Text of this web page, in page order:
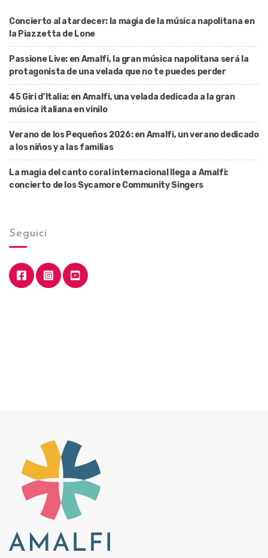
Concierto al atardecer: la magia de la música napolitana en
la Piazzetta de Lone
Passione Live: en Amalfi, la gran música napolitana será la
protagonista de una velada que no te puedes perder
45 Giri d’Italia: en Amalfi, una velada dedicada a la gran
música italiana en vinilo
Verano de los Pequeños 2026: en Amalfi, un verano dedicado
a los niños y a las familias
La magia del canto coral internacional llega a Amalfi:
concierto de los Sycamore Community Singers
Seguici